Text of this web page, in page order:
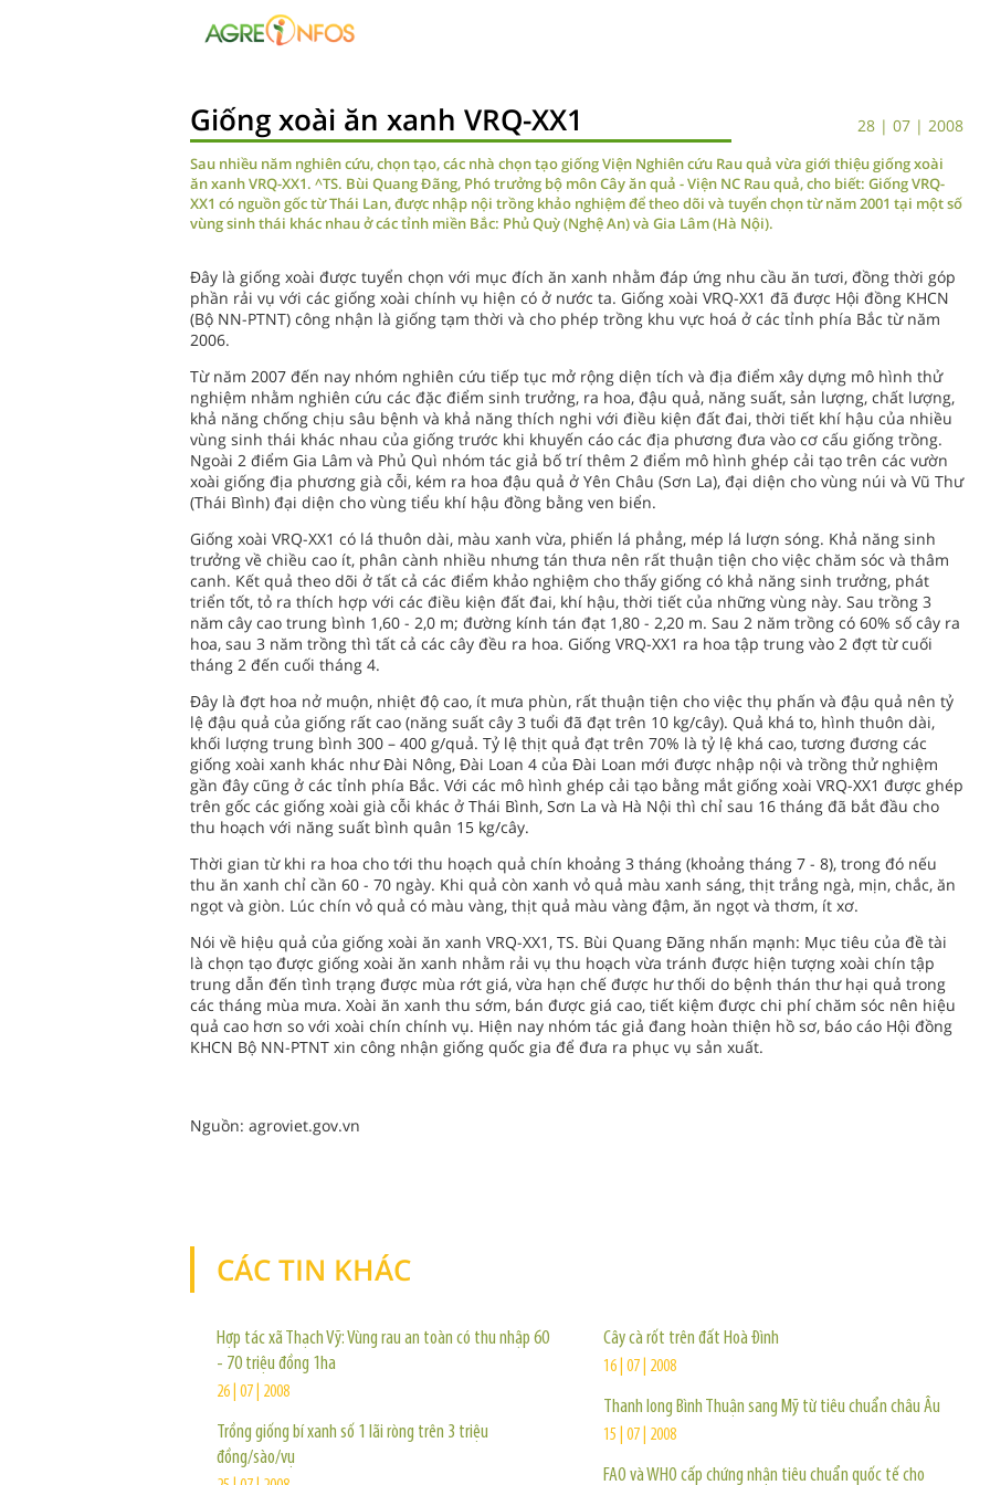
Giống xoài ăn xanh VRQ-XX1 28 | 07 | 2008
Sau nhiều năm nghiên cứu, chọn tạo, các nhà chọn tạo giống Viện Nghiên cứu Rau quả vừa giới thiệu giống xoài
ăn xanh VRQ-XX1. ^TS. Bùi Quang Đãng, Phó trưởng bộ môn Cây ăn quả - Viện NC Rau quả, cho biết: Giống VRQ-
XX1 có nguồn gốc từ Thái Lan, được nhập nội trồng khảo nghiệm để theo dõi và tuyển chọn từ năm 2001 tại một số
vùng sinh thái khác nhau ở các tỉnh miền Bắc: Phủ Quỳ (Nghệ An) và Gia Lâm (Hà Nội).
Đây là giống xoài được tuyển chọn với mục đích ăn xanh nhằm đáp ứng nhu cầu ăn tươi, đồng thời góp
phần rải vụ với các giống xoài chính vụ hiện có ở nước ta. Giống xoài VRQ-XX1 đã được Hội đồng KHCN
(Bộ NN-PTNT) công nhận là giống tạm thời và cho phép trồng khu vực hoá ở các tỉnh phía Bắc từ năm
2006.
Từ năm 2007 đến nay nhóm nghiên cứu tiếp tục mở rộng diện tích và địa điểm xây dựng mô hình thử
nghiệm nhằm nghiên cứu các đặc điểm sinh trưởng, ra hoa, đậu quả, năng suất, sản lượng, chất lượng,
khả năng chống chịu sâu bệnh và khả năng thích nghi với điều kiện đất đai, thời tiết khí hậu của nhiều
vùng sinh thái khác nhau của giống trước khi khuyến cáo các địa phương đưa vào cơ cấu giống trồng.
Ngoài 2 điểm Gia Lâm và Phủ Quì nhóm tác giả bố trí thêm 2 điểm mô hình ghép cải tạo trên các vườn
xoài giống địa phương già cỗi, kém ra hoa đậu quả ở Yên Châu (Sơn La), đại diện cho vùng núi và Vũ Thư
(Thái Bình) đại diện cho vùng tiểu khí hậu đồng bằng ven biển.
Giống xoài VRQ-XX1 có lá thuôn dài, màu xanh vừa, phiến lá phẳng, mép lá lượn sóng. Khả năng sinh
trưởng về chiều cao ít, phân cành nhiều nhưng tán thưa nên rất thuận tiện cho việc chăm sóc và thâm
canh. Kết quả theo dõi ở tất cả các điểm khảo nghiệm cho thấy giống có khả năng sinh trưởng, phát
triển tốt, tỏ ra thích hợp với các điều kiện đất đai, khí hậu, thời tiết của những vùng này. Sau trồng 3
năm cây cao trung bình 1,60 - 2,0 m; đường kính tán đạt 1,80 - 2,20 m. Sau 2 năm trồng có 60% số cây ra
hoa, sau 3 năm trồng thì tất cả các cây đều ra hoa. Giống VRQ-XX1 ra hoa tập trung vào 2 đợt từ cuối
tháng 2 đến cuối tháng 4.
Đây là đợt hoa nở muộn, nhiệt độ cao, ít mưa phùn, rất thuận tiện cho việc thụ phấn và đậu quả nên tỷ
lệ đậu quả của giống rất cao (năng suất cây 3 tuổi đã đạt trên 10 kg/cây). Quả khá to, hình thuôn dài,
khối lượng trung bình 300 – 400 g/quả. Tỷ lệ thịt quả đạt trên 70% là tỷ lệ khá cao, tương đương các
giống xoài xanh khác như Đài Nông, Đài Loan 4 của Đài Loan mới được nhập nội và trồng thử nghiệm
gần đây cũng ở các tỉnh phía Bắc. Với các mô hình ghép cải tạo bằng mắt giống xoài VRQ-XX1 được ghép
trên gốc các giống xoài già cỗi khác ở Thái Bình, Sơn La và Hà Nội thì chỉ sau 16 tháng đã bắt đầu cho
thu hoạch với năng suất bình quân 15 kg/cây.
Thời gian từ khi ra hoa cho tới thu hoạch quả chín khoảng 3 tháng (khoảng tháng 7 - 8), trong đó nếu
thu ăn xanh chỉ cần 60 - 70 ngày. Khi quả còn xanh vỏ quả màu xanh sáng, thịt trắng ngà, mịn, chắc, ăn
ngọt và giòn. Lúc chín vỏ quả có màu vàng, thịt quả màu vàng đậm, ăn ngọt và thơm, ít xơ.
Nói về hiệu quả của giống xoài ăn xanh VRQ-XX1, TS. Bùi Quang Đãng nhấn mạnh: Mục tiêu của đề tài
là chọn tạo được giống xoài ăn xanh nhằm rải vụ thu hoạch vừa tránh được hiện tượng xoài chín tập
trung dẫn đến tình trạng được mùa rớt giá, vừa hạn chế được hư thối do bệnh thán thư hại quả trong
các tháng mùa mưa. Xoài ăn xanh thu sớm, bán được giá cao, tiết kiệm được chi phí chăm sóc nên hiệu
quả cao hơn so với xoài chín chính vụ. Hiện nay nhóm tác giả đang hoàn thiện hồ sơ, báo cáo Hội đồng
KHCN Bộ NN-PTNT xin công nhận giống quốc gia để đưa ra phục vụ sản xuất.
Nguồn: agroviet.gov.vn
CÁC TIN KHÁC
Hợp tác xã Thạch Vỹ: Vùng rau an toàn có thu nhập 60
- 70 triệu đồng 1ha
26 | 07 | 2008
Trồng giống bí xanh số 1 lãi ròng trên 3 triệu
đồng/sào/vụ
Cây cà rốt trên đất Hoà Đình
16 | 07 | 2008
Thanh long Bình Thuận sang Mỹ từ tiêu chuẩn châu Âu
15 | 07 | 2008
FAO và WHO cấp chứng nhận tiêu chuẩn quốc tế cho